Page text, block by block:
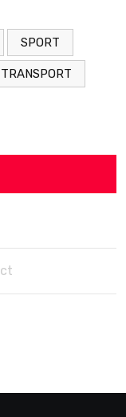
SPORT
TRANSPORT